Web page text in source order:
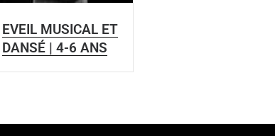
EVEIL MUSICAL ET
DANSÉ | 4-6 ANS